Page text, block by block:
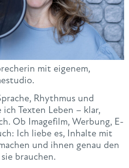
mit eigenem,
Rhythmus und
Texten Leben – klar,
Ob Imagefilm, Werbung, E-
Ich liebe es, Inhalte mit
und ihnen genau den
brauchen.